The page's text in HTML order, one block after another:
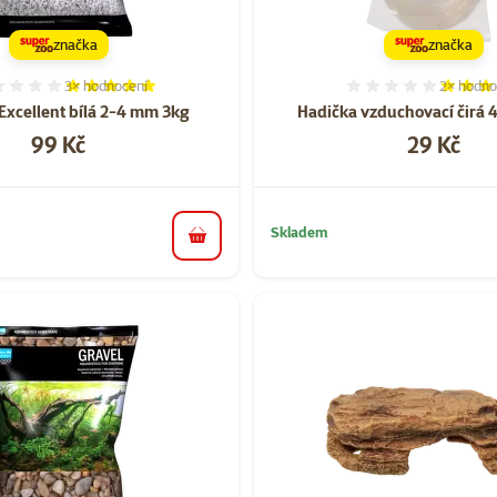
bílá 2-4 mm 3kg
Hodnocení 100%, počet hodnocení: 3
3× hodnocení
Cena
99 Kč
značka
do košíku
Hadička vzduchovací čirá
2×
Cena
29 Kč
značka
Skladem